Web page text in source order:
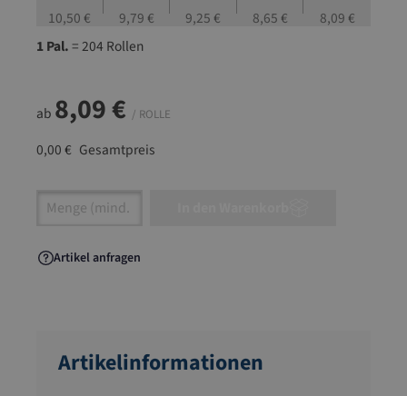
10,50 € 9,79 € 9,25 € 8,65 €
8,09 €
1 Pal.= 204 Rollen
ab 8,09 € / ROLLE
0,00 € Gesamtpreis
Artikel Anzahl: Gib den gewünschten Wert
Artikel anfragen
Artikelinformationen